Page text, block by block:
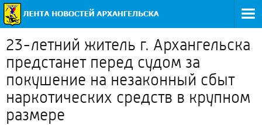
23-летний житель г. Архангельска
предстанет перед судом за
покушение на незаконный сбыт
наркотических средств в крупном
размере